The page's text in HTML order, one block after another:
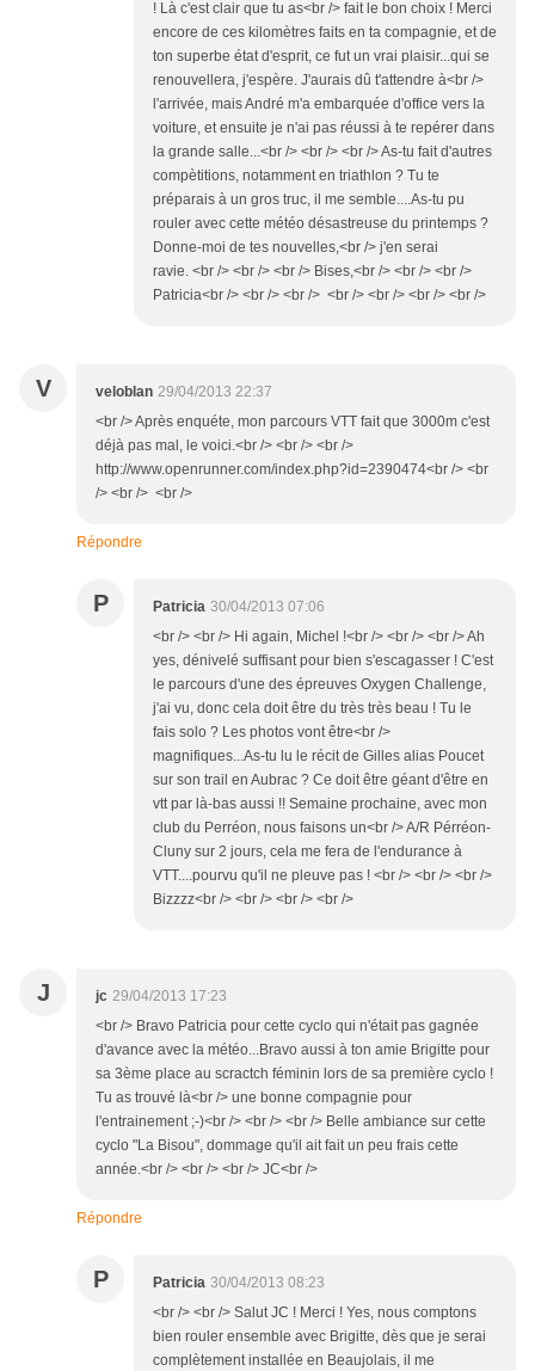
! Là c'est clair que tu as<br /> fait le bon choix ! Merci
encore de ces kilomètres faits en ta compagnie, et de
ton superbe état d'esprit, ce fut un vrai plaisir...qui se
renouvellera, j'espère. J'aurais dû t'attendre à<br />
l'arrivée, mais André m'a embarquée d'office vers la
voiture, et ensuite je n'ai pas réussi à te repérer dans
la grande salle...<br /> <br /> <br /> As-tu fait d'autres
compètitions, notamment en triathlon ? Tu te
préparais à un gros truc, il me semble....As-tu pu
rouler avec cette météo désastreuse du printemps ?
Donne-moi de tes nouvelles,<br /> j'en serai
ravie. <br /> <br /> <br /> Bises,<br /> <br /> <br />
Patricia<br /> <br /> <br /> <br /> <br /> <br /> <br />
V veloblan 29/04/2013 22:37
<br /> Après enquéte, mon parcours VTT fait que 3000m c'est
déjà pas mal, le voici.<br /> <br /> <br />
http://www.openrunner.com/index.php?id=2390474<br /> <br
/> <br /> <br />
Répondre
P Patricia 30/04/2013 07:06
<br /> <br /> Hi again, Michel !<br /> <br /> <br /> Ah
yes, dénivelé suffisant pour bien s'escagasser ! C'est
le parcours d'une des épreuves Oxygen Challenge,
j'ai vu, donc cela doit être du très très beau ! Tu le
fais solo ? Les photos vont être<br />
magnifiques...As-tu lu le récit de Gilles alias Poucet
sur son trail en Aubrac ? Ce doit être géant d'être en
vtt par là-bas aussi !! Semaine prochaine, avec mon
club du Perréon, nous faisons un<br /> A/R Pérréon-
Cluny sur 2 jours, cela me fera de l'endurance à
VTT....pourvu qu'il ne pleuve pas ! <br /> <br /> <br />
Bizzzz<br /> <br /> <br /> <br />
J jc 29/04/2013 17:23
<br /> Bravo Patricia pour cette cyclo qui n'était pas gagnée
d'avance avec la météo...Bravo aussi à ton amie Brigitte pour
sa 3ème place au scractch féminin lors de sa première cyclo !
Tu as trouvé là<br /> une bonne compagnie pour
l'entrainement ;-)<br /> <br /> <br /> Belle ambiance sur cette
cyclo "La Bisou", dommage qu'il ait fait un peu frais cette
année.<br /> <br /> <br /> JC<br />
Répondre
P Patricia 30/04/2013 08:23
<br /> <br /> Salut JC ! Merci ! Yes, nous comptons
bien rouler ensemble avec Brigitte, dès que je serai
complètement installée en Beaujolais, il me